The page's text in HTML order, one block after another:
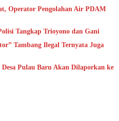
Operator Pengolahan Air PDAM
Tangkap Trioyono dan Gani
Tambang Ilegal Ternyata Juga
Pulau Baru Akan Dilaporkan ke